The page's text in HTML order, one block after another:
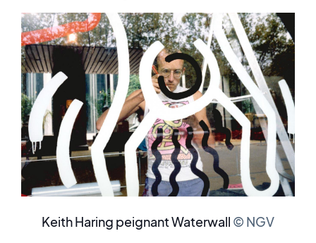
Keith Haring peignant Waterwall © NGV